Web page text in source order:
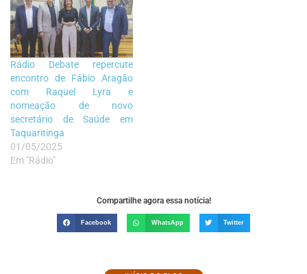
Rádio Debate repercute
encontro de Fábio Aragão
com Raquel Lyra e
nomeação de novo
secretário de Saúde em
Taquaritinga
01/05/2025
Em "Rádio"
Compartilhe agora essa notícia!
Facebook WhatsApp Twitter